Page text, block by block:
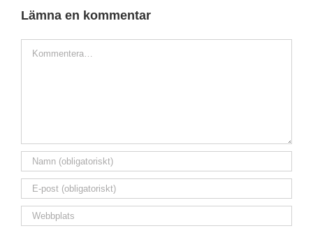
Lämna en kommentar